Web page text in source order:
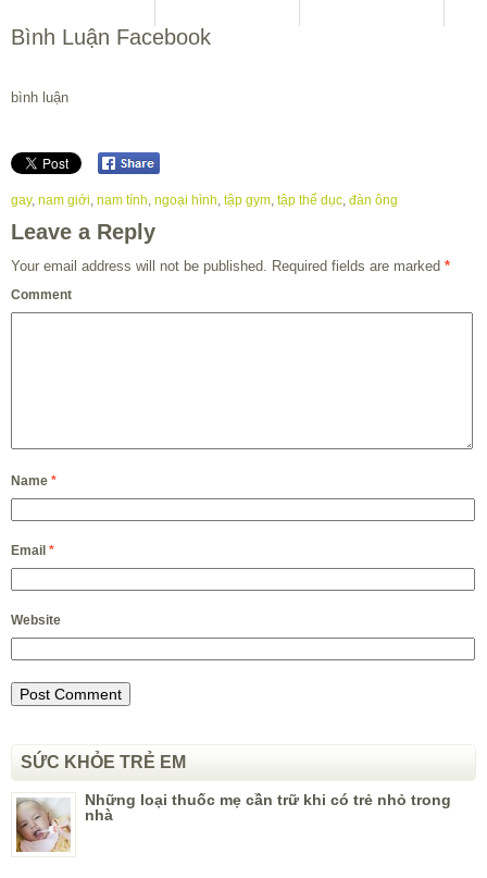
Bình Luận Facebook
bình luận
gay, nam giới, nam tính, ngoại hình, tập gym, tập thể dục, đàn ông
Leave a Reply
Your email address will not be published. Required fields are marked *
Comment
Name *
Email *
Website
SỨC KHỎE TRẺ EM
Những loại thuốc mẹ cần trữ khi có trẻ nhỏ trong
nhà